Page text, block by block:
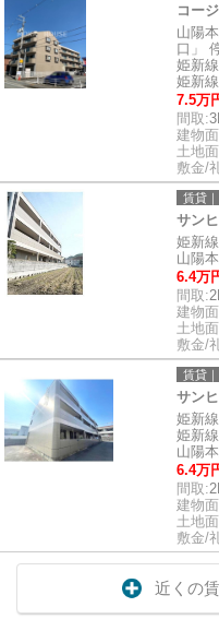
コー
山陽
口」
姫新
姫新
7.5万
間取:
建物
土地
敷金/
賃貸
サン
姫新
山陽
6.4万
間取:
建物
土地
敷金/
賃貸
サン
姫新
姫新
山陽
6.4万
間取:
建物
土地
敷金/
近くの